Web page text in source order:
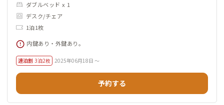
ダブルベッド x 1
デスク/チェア
1泊1枚
内鍵あり・外鍵あり。
連泊割 3泊2枚 2025年06月18日 ～
予約する